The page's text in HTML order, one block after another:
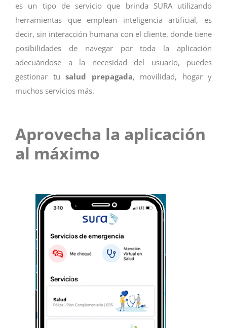
es un tipo de servicio que brinda SURA utilizando
herramientas que emplean inteligencia artificial, es
decir, sin interacción humana con el cliente, donde tiene
posibilidades de navegar por toda la aplicación
adecuándose a la necesidad del usuario, puedes
gestionar tu salud prepagada, movilidad, hogar y
muchos servicios más.
Aprovecha la aplicación
al máximo